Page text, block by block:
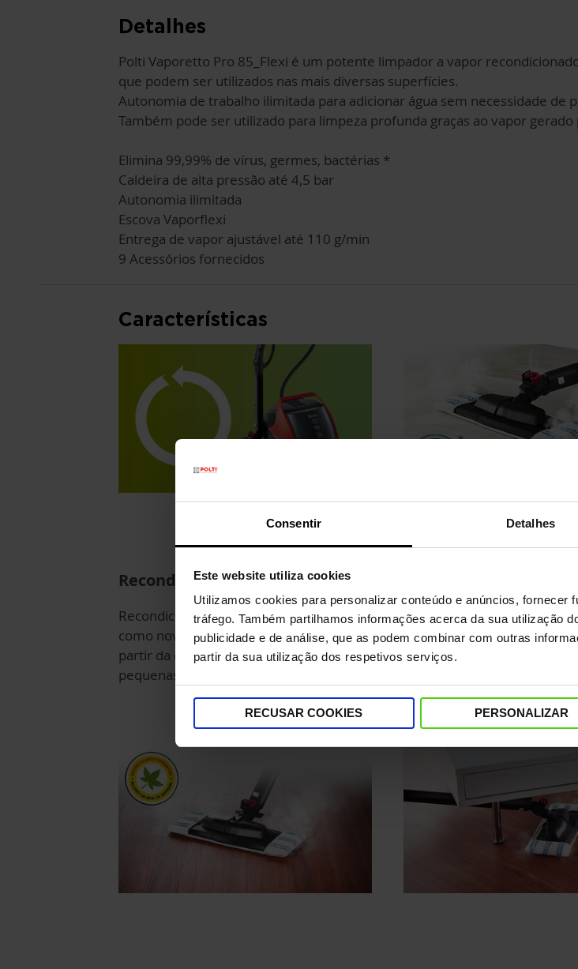
Consentir Detalhes
Este website utiliza cookies
Utilizamos cookies para personalizar conteúdo e anúncios, fornecer
tráfego. Também partilhamos informações acerca da sua utilização
publicidade e de análise, que as podem combinar com outras
partir da sua utilização dos respetivos serviços.
RECUSAR COOKIES PERSONALIZAR
Detalhes
Polti Vaporetto Pro 85_Flexi é um potente limpador a vapor
que podem ser utilizados nas mais diversas superfícies.
Autonomia de trabalho ilimitada para adicionar água sem necessidade de
Também pode ser utilizado para limpeza profunda graças ao vapor
Elimina 99,99% de vírus, germes, bactérias *
Caldeira de alta pressão até 4,5 bar
Autonomia ilimitada
Escova Vaporflexi
Entrega de vapor ajustável até 110 g/min
9 Acessórios fornecidos
Características
Recondicionado com Garantia
Recondicionado e testado para funcionar
como novo, com 12 meses de garantia a
partir da compra. Pode apresentar
pequenas imperfeições.
bactérias, vírus*
Testes realizados por
mostraram que Polti